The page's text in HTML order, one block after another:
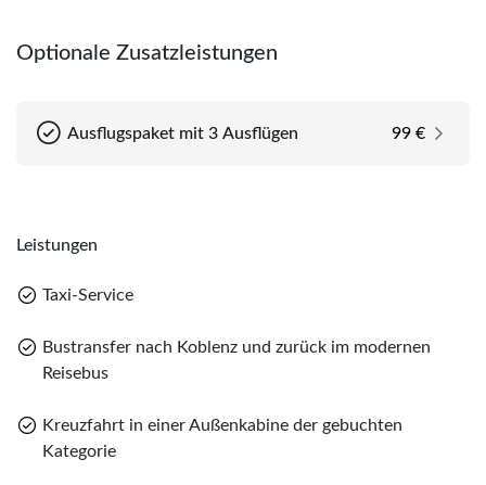
Optionale Zusatzleistungen
Ausflugspaket mit 3 Ausflügen 99 €
Leistungen
Taxi-Service
Bustransfer nach Koblenz und zurück im modernen
Reisebus
Kreuzfahrt in einer Außenkabine der gebuchten
Kategorie